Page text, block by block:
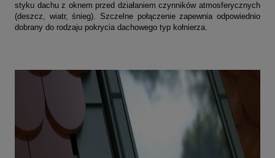
styku dachu z oknem przed działaniem czynników atmosferycznych
(deszcz, wiatr, śnieg). Szczelne połączenie zapewnia odpowiednio
dobrany do rodzaju pokrycia dachowego typ kołnierza.